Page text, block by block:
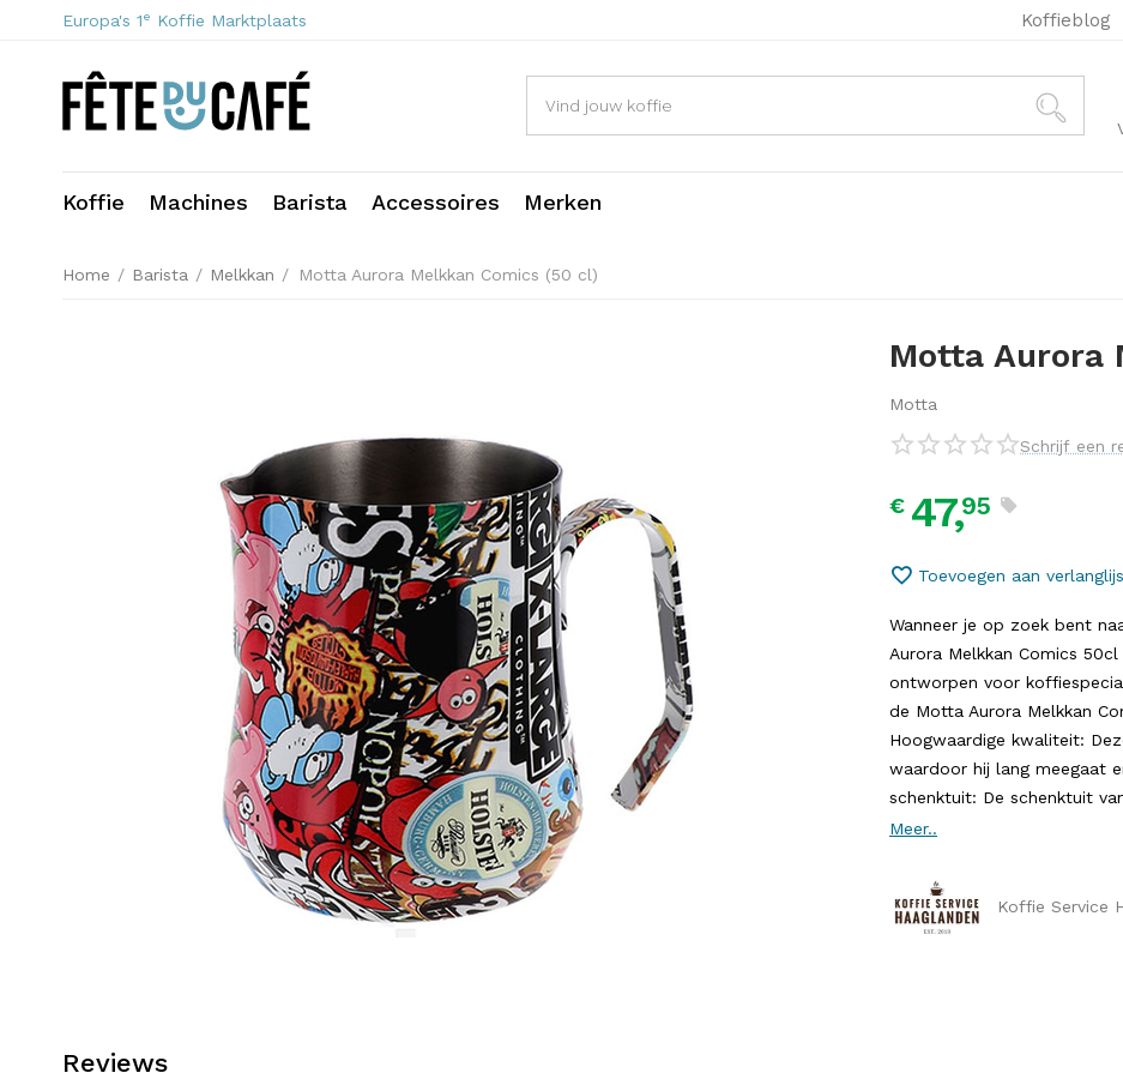
Europa's 1e Koffie Marktplaats Koffieblog
Koffie Machines Barista Accessoires Merken
Home / Barista / Melkkan / Motta Aurora Melkkan Comics (50 cl)
Motta Aurora
Motta
Schrijf een
€ 47,95
Toevoegen aan
Wanneer je op zoek bent
Aurora Melkkan Comics
ontworpen voor
de Motta Aurora Melkkan
Hoogwaardige kwaliteit:
waardoor hij lang meegaat
schenktuit: De schenktuit
Meer..
Reviews